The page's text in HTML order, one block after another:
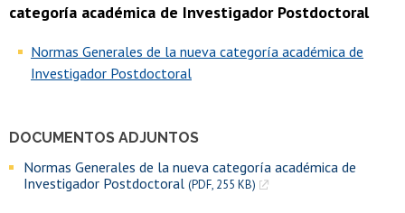
categoría académica de Investigador Postdoctoral
DOCUMENTOS ADJUNTOS
Normas Generales de la nueva categoría académica de
Investigador Postdoctoral (PDF, 255 KB)
Normas Generales de la nueva categoría académica de
Investigador Postdoctoral